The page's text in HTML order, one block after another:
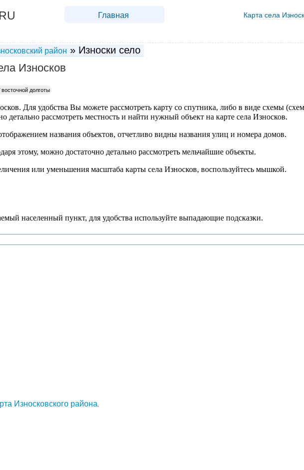
Главная Карта села
район » Износки село
Износков
восточной долготы
Для удобства Вы можете рассмотреть карту со спутника, либо в виде схемы
рассмотреть местность и найти нужный объект на карте села Износков.
названия объектов, отчетливо видны названия улиц и номера домов.
этому, можно достаточно детально рассмотреть мельчайшие объекты.
или уменьшения масштаба карты села Износков, воспользуйтесь мышкой.
населенный пункт, для удобства используйте выпадающие подсказки.
Износковского района